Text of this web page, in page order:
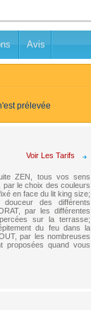
avis
Avis
prélevée
Voir Les Tarifs
ZEN, tous vos sens
par le choix des couleurs
en face du lit king size;
des différents
par les différentes
sur la terrasse;
du feu dans la
par les nombreuses
proposées quand vous